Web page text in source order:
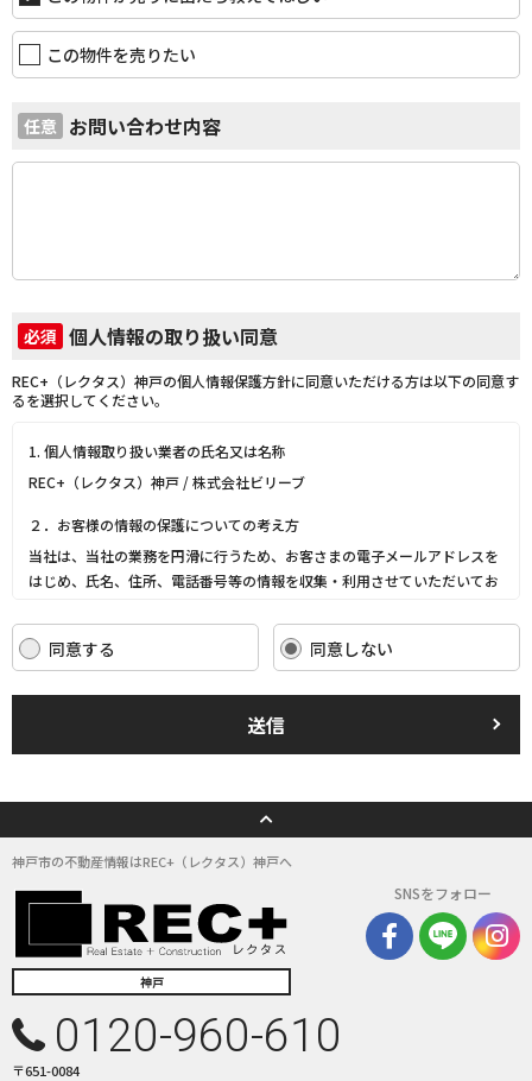
この物件を売りたい
任意 お問い合わせ内容
必須 個人情報の取り扱い同意
REC+（レクタス）神戸の個人情報保護方針に同意いただける方は以下の同意す
るを選択してください。
1. 個人情報取り扱い業者の氏名又は名称
REC+（レクタス）神戸 / 株式会社ビリーブ
２．お客様の情報の保護についての考え方
当社は、当社の業務を円滑に行うため、お客さまの電子メールアドレスを
はじめ、氏名、住所、電話番号等の情報を収集・利用させていただいてお
当社は、これらのお客さまの個人情報（以下「お客さま情報」といいま
す。）の適正な保護を重大な責務と認識し、この責務を果たすために、次
法令を遵守し、適切に取り扱います。また、適宜取扱いの改善に努めま
す。
ます。また、取引先等に対しても適切にお客さま情報を取り扱うように要
(3) お客さま情報の収集に際しては、利用目的を特定して通知または公表
(4) お客さま情報の漏洩、紛失、改ざん等を防止するために必要な 対策を
講じて適切な管理を行います。
(5) 保有するお客さま情報について、お客さま本人からの開示、訂正、削
除、利用停止の依頼を所定の窓口でお受けして、誠意をもって対応いたし
具体的には、以下の内容に従ってお客さま情報の取り扱いをいたします。
３．お客様の情報の利用目的
同意する 同意しない
送信
神戸市の不動産情報はREC+（レクタス）神戸へ
神戸
SNSをフォロー
0120-960-610
〒651-0084